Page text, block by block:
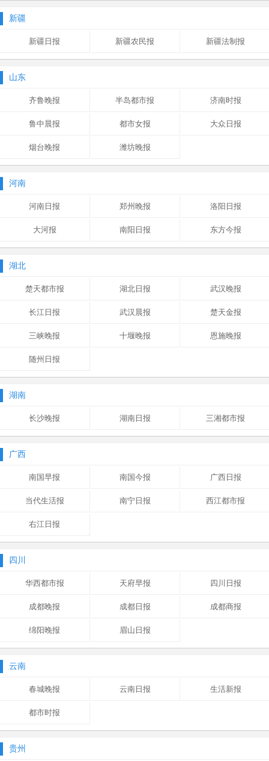
新疆
新疆日报 新疆农民报 新疆法制报
山东
齐鲁晚报 半岛都市报 济南时报
鲁中晨报 都市女报 大众日报
烟台晚报 潍坊晚报
河南
河南日报 郑州晚报 洛阳日报
大河报 南阳日报 东方今报
湖北
楚天都市报 湖北日报 武汉晚报
长江日报 武汉晨报 楚天金报
三峡晚报 十堰晚报 恩施晚报
随州日报
湖南
长沙晚报 湖南日报 三湘都市报
广西
南国早报 南国今报 广西日报
当代生活报 南宁日报 西江都市报
右江日报
四川
华西都市报 天府早报 四川日报
成都晚报 成都日报 成都商报
绵阳晚报 眉山日报
云南
春城晚报 云南日报 生活新报
都市时报
贵州